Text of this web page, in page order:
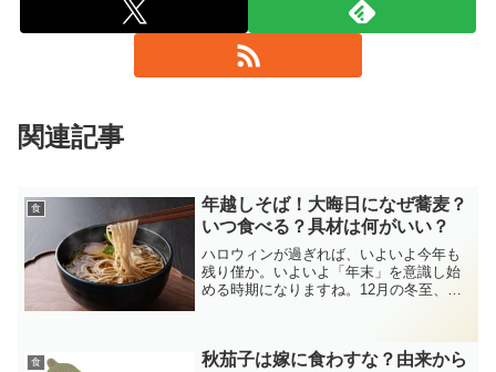
関連記事
食
年越しそば！大晦日になぜ蕎麦？
いつ食べる？具材は何がいい？
ハロウィンが過ぎれば、いよいよ今年も
残り僅か。いよいよ「年末」を意識し始
める時期になりますね。12月の冬至、さ
習として、新しい年の「歳神様」を気持
ちよく迎えるために、年...
食
秋茄子は嫁に食わすな？由来から